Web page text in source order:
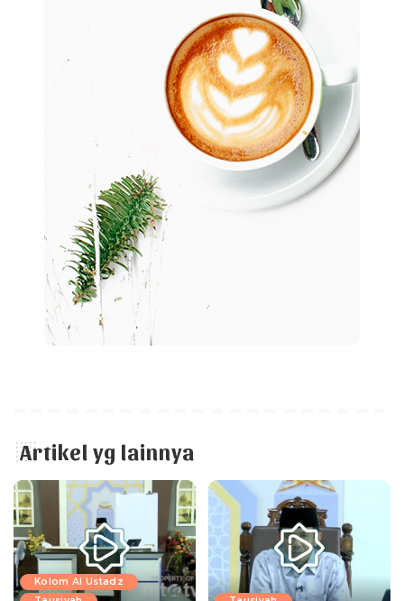
Artikel yg lainnya
Kolom Al Ustadz